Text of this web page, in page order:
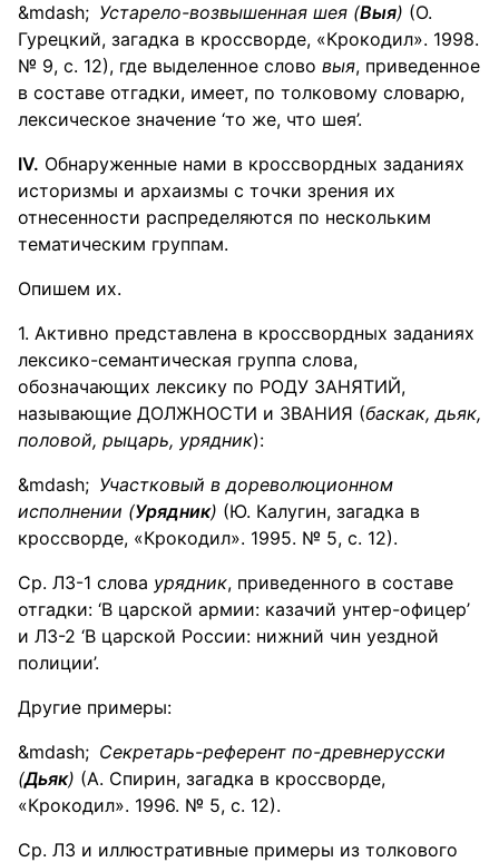
Устарело-возвышенная шея (Выя) (О.
Гурецкий, загадка в кроссворде, «Крокодил». 1998.
№ 9, с. 12), где выделенное слово выя, приведенное
в составе отгадки, имеет, по толковому словарю,
лексическое значение ‘то же, что шея’.
IV. Обнаруженные нами в кроссвордных заданиях
историзмы и архаизмы с точки зрения их
отнесенности распределяются по нескольким
тематическим группам.
Опишем их.
1. Активно представлена в кроссвордных заданиях
лексико-семантическая группа слова,
обозначающих лексику по РОДУ ЗАНЯТИЙ,
называющие ДОЛЖНОСТИ и ЗВАНИЯ (баскак, дьяк,
половой, рыцарь, урядник):
Участковый в дореволюционном
исполнении (Урядник) (Ю. Калугин, загадка в
кроссворде, «Крокодил». 1995. № 5, с. 12).
Ср. ЛЗ-1 слова урядник, приведенного в составе
отгадки: ‘В царской армии: казачий унтер-офицер’
и ЛЗ-2 ‘В царской России: нижний чин уездной
полиции’.
Другие примеры:
Секретарь-референт по-древнерусски
(Дьяк) (А. Спирин, загадка в кроссворде,
«Крокодил». 1996. № 5, с. 12).
Ср. ЛЗ и иллюстративные примеры из толкового